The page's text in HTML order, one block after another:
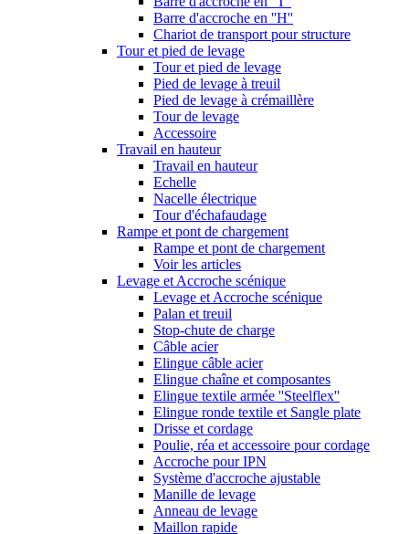
Barre d'accroche en ''H''
Chariot de transport pour structure
Tour et pied de levage
Tour et pied de levage
Pied de levage à treuil
Pied de levage à crémaillère
Tour de levage
Accessoire
Travail en hauteur
Travail en hauteur
Echelle
Nacelle électrique
Tour d'échafaudage
Rampe et pont de chargement
Rampe et pont de chargement
Voir les articles
Levage et Accroche scénique
Levage et Accroche scénique
Palan et treuil
Stop-chute de charge
Câble acier
Elingue câble acier
Elingue chaîne et composantes
Elingue textile armée ''Steelflex''
Elingue ronde textile et Sangle plate
Drisse et cordage
Poulie, réa et accessoire pour cordage
Accroche pour IPN
Système d'accroche ajustable
Manille de levage
Anneau de levage
Maillon rapide